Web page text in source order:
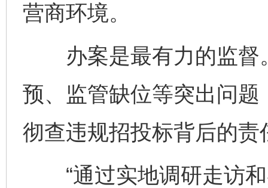
营商环境。
办案是最有力的监督
预、监管缺位等突出问
彻查违规招投标背后的
“通过实地调研走访和